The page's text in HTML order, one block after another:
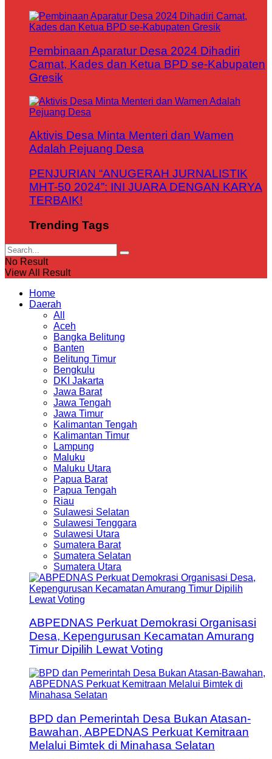
Pembinaan Aparatur Desa 2024 Dihadiri
Camat, Kades dan Ketua BPD se-Kabupaten
Gresik
Aktivis Desa Minta Menteri dan Wamen
Adalah Pejuang Desa
PENJURIAN “ANUGERAH JURNALISTIK
MHT-50 2024”: INI JUARA DENGAN KARYA
TERBAIK!
Trending Tags
No Result
View All Result
Home
Daerah
All
Aceh
Bangka Belitung
Banten
Belitung Timur
Bengkulu
DKI Jakarta
Jawa Barat
Jawa Tengah
Jawa Timur
Kalimantan Tengah
Kalimantan Timur
Lampung
Maluku
Maluku Utara
Papua Barat
Papua Tengah
Riau
Sulawesi Selatan
Sulawesi Tenggara
Sulawesi Utara
Sumatera Barat
Sumatera Selatan
Sumatera Utara
ABPEDNAS Perkuat Demokrasi Organisasi
Desa, Kepengurusan Kecamatan Amurang
Timur Dipilih Lewat Voting
BPD dan Pemerintah Desa Bukan Atasan-
Bawahan, ABPEDNAS Perkuat Kemitraan
Melalui Bimtek di Minahasa Selatan